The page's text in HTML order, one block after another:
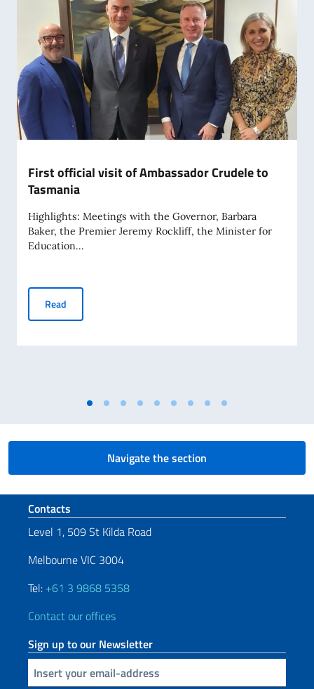
First official visit of Ambassador Crudele to
Tasmania
Highlights: Meetings with the Governor, Barbara
Baker, the Premier Jeremy Rockliff, the Minister for
Education...
Read
Navigate the section
Footer section
Contacts
Level 1, 509 St Kilda Road
Melbourne VIC 3004
Tel: +61 3 9868 5358
Contact our offices
Sign up to our Newsletter
Insert your email